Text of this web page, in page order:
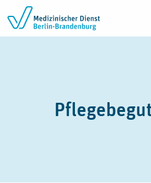
Zum Inhalt springen